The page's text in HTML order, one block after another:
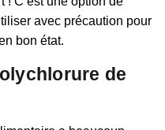
avec précaution pour
bon état.
de